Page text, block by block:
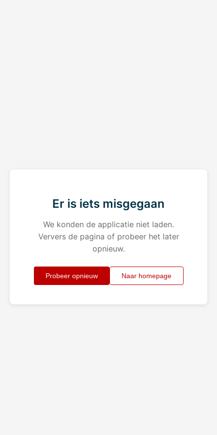
Er is iets misgegaan
We konden de applicatie niet laden.
Ververs de pagina of probeer het later
opnieuw.
Probeer opnieuw Naar homepage